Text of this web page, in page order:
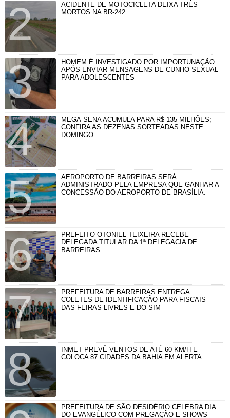
ACIDENTE DE MOTOCICLETA DEIXA TRÊS
MORTOS NA BR-242
HOMEM É INVESTIGADO POR IMPORTUNAÇÃO
APÓS ENVIAR MENSAGENS DE CUNHO SEXUAL
PARA ADOLESCENTES
MEGA-SENA ACUMULA PARA R$ 135 MILHÕES;
CONFIRA AS DEZENAS SORTEADAS NESTE
DOMINGO
AEROPORTO DE BARREIRAS SERÁ
ADMINISTRADO PELA EMPRESA QUE GANHAR A
CONCESSÃO DO AEROPORTO DE BRASÍLIA.
PREFEITO OTONIEL TEIXEIRA RECEBE
DELEGADA TITULAR DA 1ª DELEGACIA DE
BARREIRAS
PREFEITURA DE BARREIRAS ENTREGA
COLETES DE IDENTIFICAÇÃO PARA FISCAIS
DAS FEIRAS LIVRES E DO SIM
INMET PREVÊ VENTOS DE ATÉ 60 KM/H E
COLOCA 87 CIDADES DA BAHIA EM ALERTA
PREFEITURA DE SÃO DESIDÉRIO CELEBRA DIA
DO EVANGÉLICO COM PREGAÇÃO E SHOWS